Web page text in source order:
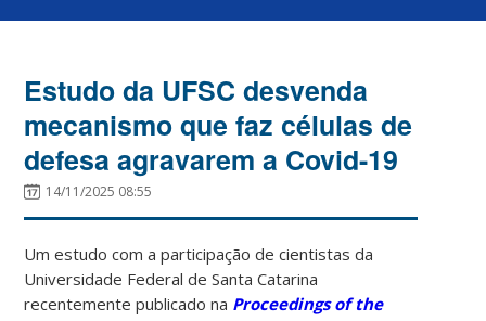
Estudo da UFSC desvenda
mecanismo que faz células de
defesa agravarem a Covid-19
14/11/2025 08:55
Um estudo com a participação de cientistas da
Universidade Federal de Santa Catarina
recentemente publicado na Proceedings of the